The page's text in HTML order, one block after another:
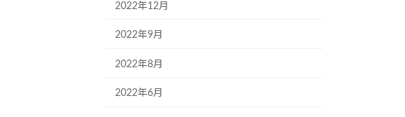
2022年12月
2022年9月
2022年8月
2022年6月